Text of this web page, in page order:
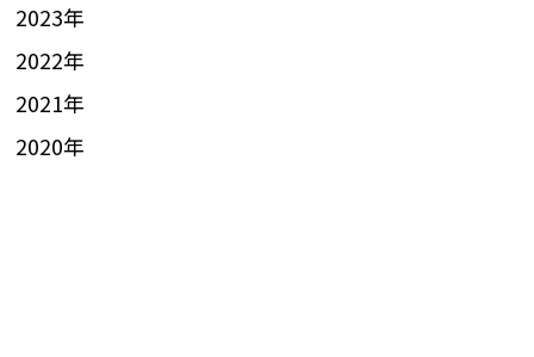
2023年
2022年
2021年
2020年